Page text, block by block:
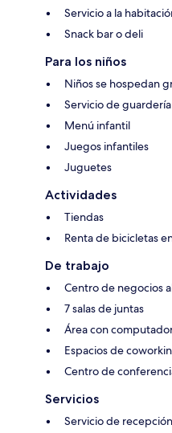
Servicio a la
Snack bar o deli
Para los niños
Niños se hospedan
Servicio de
Menú infantil
Juegos infantiles
Juguetes
Actividades
Tiendas
Renta de bicicletas
De trabajo
Centro de negocios
7 salas de juntas
Área con
Espacios de
Centro de
Servicios
Servicio de